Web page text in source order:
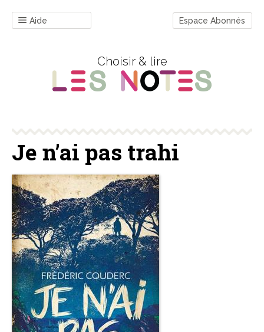
Aide Espace Abonnés
Choisir & lire
Je n’ai pas trahi